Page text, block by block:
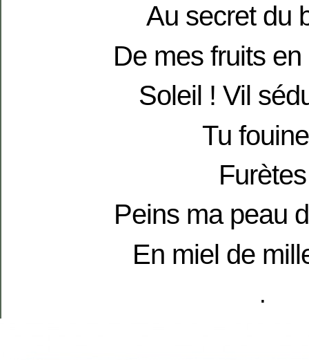
Au secret du
De mes fruits
Soleil ! Vil
Tu
Furètes
Peins ma peau
En miel de
.